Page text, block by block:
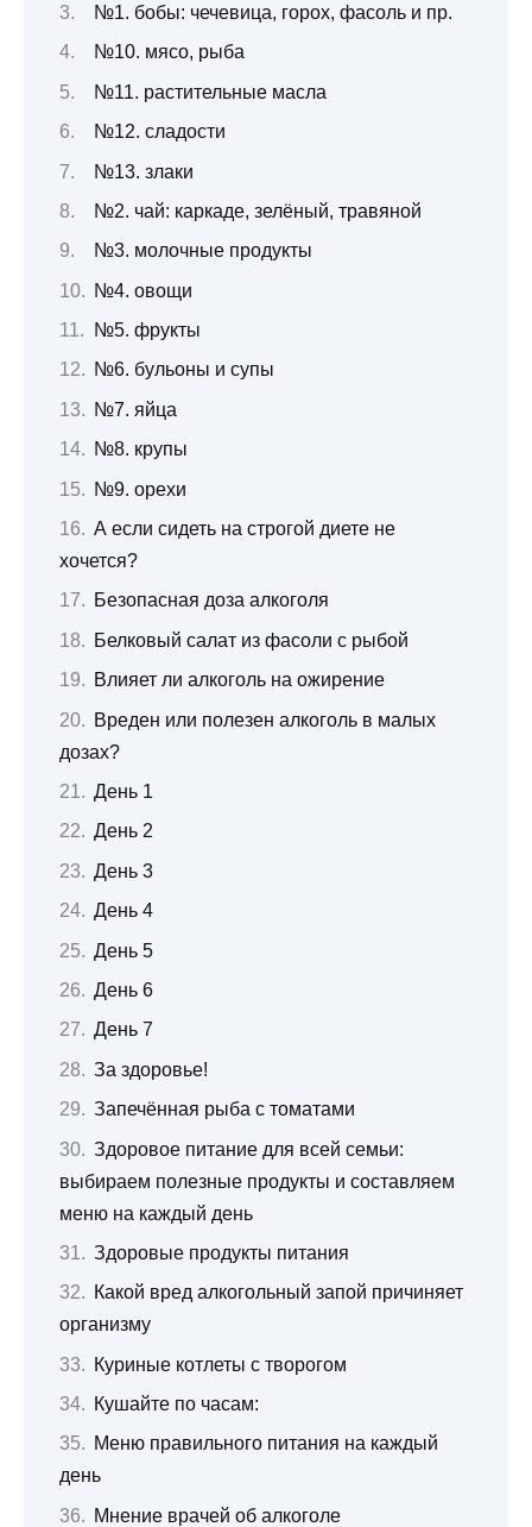
№1. бобы: чечевица, горох, фасоль и пр.
№10. мясо, рыба
№11. растительные масла
№12. сладости
№13. злаки
№2. чай: каркаде, зелёный, травяной
№3. молочные продукты
№4. овощи
№5. фрукты
№6. бульоны и супы
№7. яйца
№8. крупы
№9. орехи
А если сидеть на строгой диете не
хочется?
Безопасная доза алкоголя
Белковый салат из фасоли с рыбой
Влияет ли алкоголь на ожирение
Вреден или полезен алкоголь в малых
дозах?
День 1
День 2
День 3
День 4
День 5
День 6
День 7
За здоровье!
Запечённая рыба с томатами
Здоровое питание для всей семьи:
выбираем полезные продукты и составляем
меню на каждый день
Здоровые продукты питания
Какой вред алкогольный запой причиняет
организму
Куриные котлеты с творогом
Кушайте по часам:
Меню правильного питания на каждый
день
Мнение врачей об алкоголе